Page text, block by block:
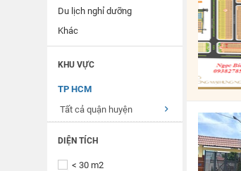
Du lịch nghỉ dưỡng
Khác
KHU VỰC
TP HCM
Tất cả quận huyện
DIỆN TÍCH
< 30 m2